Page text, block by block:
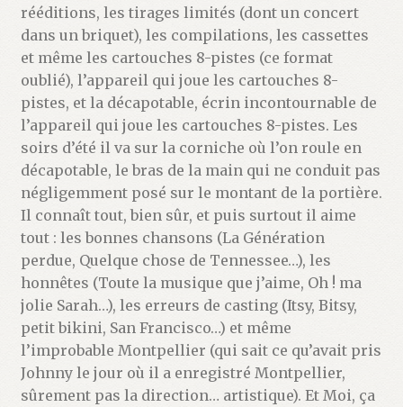
rééditions, les tirages limités (dont un concert
dans un briquet), les compilations, les cassettes
et même les cartouches 8-pistes (ce format
oublié), l’appareil qui joue les cartouches 8-
pistes, et la décapotable, écrin incontournable de
l’appareil qui joue les cartouches 8-pistes. Les
soirs d’été il va sur la corniche où l’on roule en
décapotable, le bras de la main qui ne conduit pas
négligemment posé sur le montant de la portière.
Il connaît tout, bien sûr, et puis surtout il aime
tout : les bonnes chansons (La Génération
perdue, Quelque chose de Tennessee…), les
honnêtes (Toute la musique que j’aime, Oh ! ma
jolie Sarah…), les erreurs de casting (Itsy, Bitsy,
petit bikini, San Francisco…) et même
l’improbable Montpellier (qui sait ce qu’avait pris
Johnny le jour où il a enregistré Montpellier,
sûrement pas la direction… artistique). Et Moi, ça